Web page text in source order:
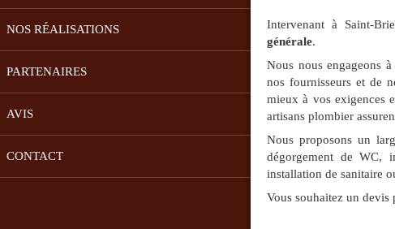
NOS RÉALISATIONS
PARTENAIRES
AVIS
CONTACT
Intervenant à Saint-
générale.
Nous nous engageons
nos fournisseurs et de
mieux à vos exigences
artisans plombier
Nous proposons un
dégorgement de WC,
installation de sanitaire
Vous souhaitez un